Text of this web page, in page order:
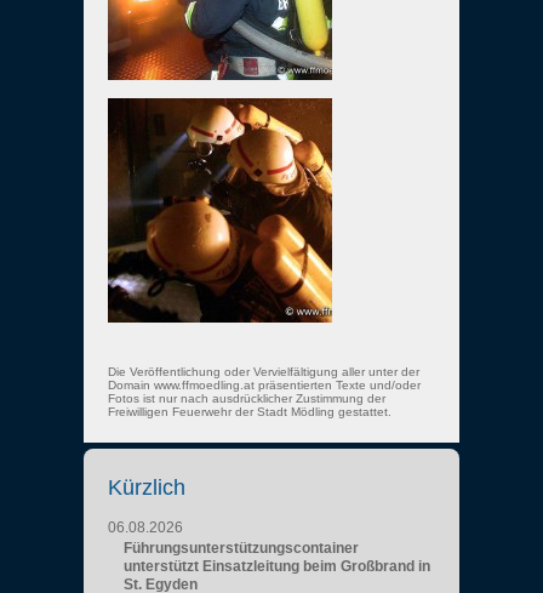
Die Veröffentlichung oder Vervielfältigung aller unter der
Domain www.ffmoedling.at präsentierten Texte und/oder
Fotos ist nur nach ausdrücklicher Zustimmung der
Freiwilligen Feuerwehr der Stadt Mödling gestattet.
Kürzlich
06.08.2026
Führungsunterstützungscontainer
unterstützt Einsatzleitung beim Großbrand in
St. Egyden